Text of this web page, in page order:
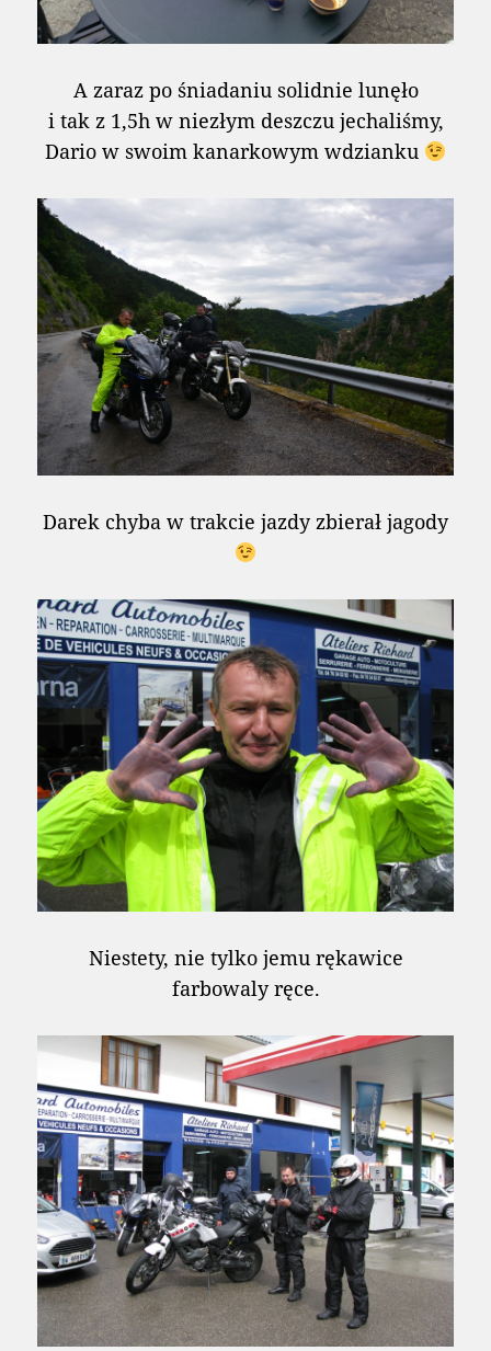
A zaraz po śniadaniu solidnie lunęło
i tak z 1,5h w niezłym deszczu jechaliśmy,
Dario w swoim kanarkowym wdzianku
Darek chyba w trakcie jazdy zbierał jagody
Niestety, nie tylko jemu rękawice
farbowaly ręce.